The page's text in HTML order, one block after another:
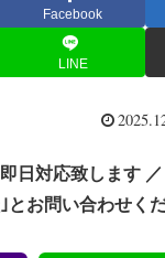
Facebook
LINE
日対応致します ／
とお問い合わせく